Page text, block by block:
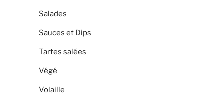
Salades
Sauces et Dips
Tartes salées
Végé
Volaille